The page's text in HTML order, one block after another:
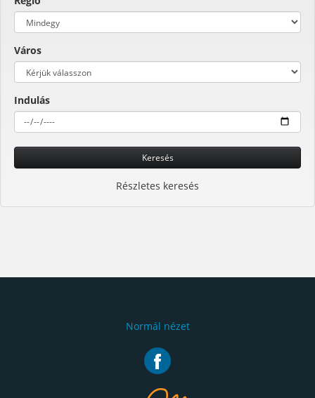
Város
Indulás
Keresés
Részletes keresés
Normál nézet